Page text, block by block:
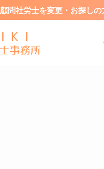
顧問社労士を変更・お探し